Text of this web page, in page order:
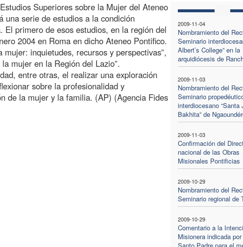
2009-11-04
Nombramiento del
Seminario
Albert’s College” en la
arquidiócesis de
2009-11-03
Nombramiento del
Seminario
interdiocesano “Santa
Bakhita” de
2009-11-03
Confirmación del
nacional de las Obras
Misionales Pontificias
2009-10-29
Nombramiento del
Seminario regional de
2009-10-29
Comentario a la
Misionera indicada por
Superiores sobre la Mujer del Ateneo
una serie de estudios a la condición
primero de esos estudios, en la región del
2004 en Roma en dicho Ateneo Pontifico.
inquietudes, recursos y perspectivas”,
mujer en la Región del Lazio”.
entre otras, el realizar una exploración
sobre la profesionalidad y
de la mujer y la familia. (AP) (Agencia Fides